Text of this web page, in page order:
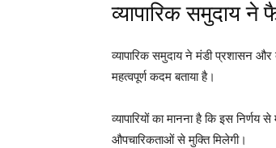
व्यापारिक समुदाय
व्यापारिक समुदाय ने मंडी प्रशासन और
महत्वपूर्ण कदम बताया है।
व्यापारियों का मानना है कि इस
औपचारिकताओं से मुक्ति मिलेगी।